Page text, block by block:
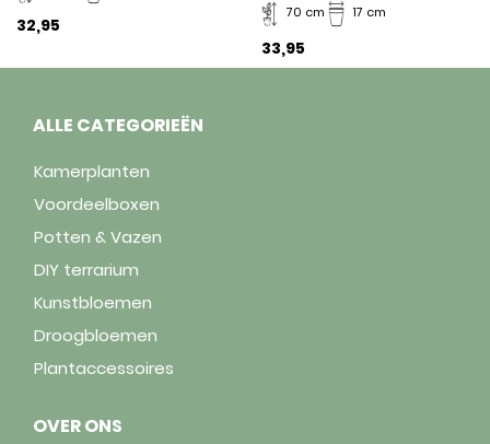
32,95
70 cm 17 cm
33,95
ALLE CATEGORIEËN
Kamerplanten
Voordeelboxen
Potten & Vazen
DIY terrarium
Kunstbloemen
Droogbloemen
Plantaccessoires
OVER ONS